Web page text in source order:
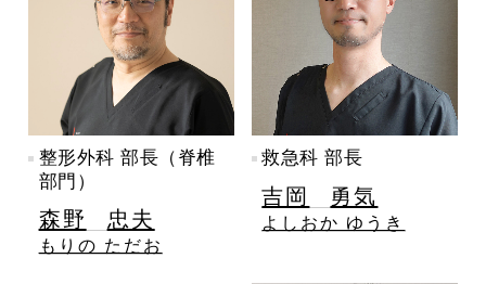
整形外科 部長（脊椎
部門）
森野 忠夫
もりの ただお
救急科 部長
吉岡 勇気
よしおか ゆうき